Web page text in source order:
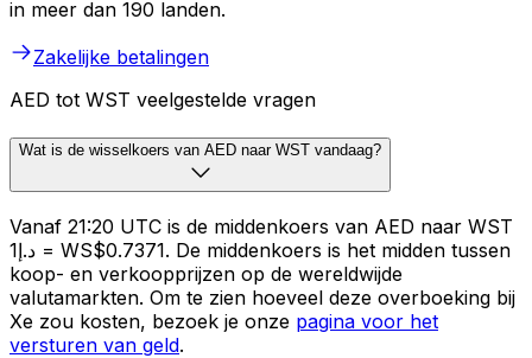
in meer dan 190 landen.
Zakelijke betalingen
AED tot WST veelgestelde vragen
Wat is de wisselkoers van AED naar WST vandaag?
Vanaf 21:20 UTC is de middenkoers van AED naar WST
د.إ1 = WS$0.7371. De middenkoers is het midden tussen
koop- en verkoopprijzen op de wereldwijde
valutamarkten. Om te zien hoeveel deze overboeking bij
Xe zou kosten, bezoek je onze pagina voor het
versturen van geld.